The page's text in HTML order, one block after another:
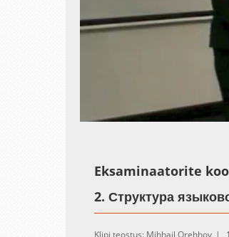
UnmuteLoaded:
Eksaminaatorite
2. Структура
Klipi teostus: Mihhail Orehhov